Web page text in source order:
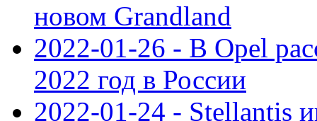
новом Grandland
2022-01-26 - В Opel
2022 год в России
2022-01-24 - Stellantis